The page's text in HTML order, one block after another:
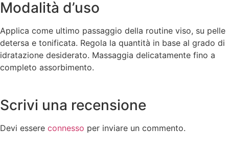
Modalità d’uso
Applica come ultimo passaggio della routine viso, su pelle
detersa e tonificata. Regola la quantità in base al grado di
idratazione desiderato. Massaggia delicatamente fino a
completo assorbimento.
Scrivi una recensione
Devi essere connesso per inviare un commento.